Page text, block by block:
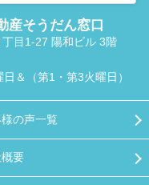
産そうだん窓口
目1-27 陽和ビル 3階
＆（第1・第3火曜日）
の声一覧
要